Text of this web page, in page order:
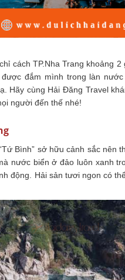
cách TP.Nha Trang khoảng
đắm mình trong làn
Hãy cùng Hải Đăng Travel
người đến thế nhé!
Bình” sở hữu cảnh sắc nên
nước biển ở đảo luôn xanh
động. Hải sản tươi ngon có